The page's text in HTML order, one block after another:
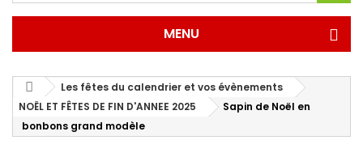
MENU
Les fêtes du calendrier et vos évènements
NOËL ET FÊTES DE FIN D'ANNEE 2025
Sapin de Noël en
bonbons grand modèle